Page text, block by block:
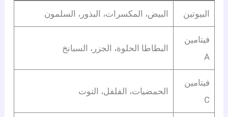
البيوتين البيض، المكسرات، البذور، السلمون
فيتامين
البطاطا الحلوة، الجزر، السبانخ
فيتامين
الحمضيات، الفلفل، التوت